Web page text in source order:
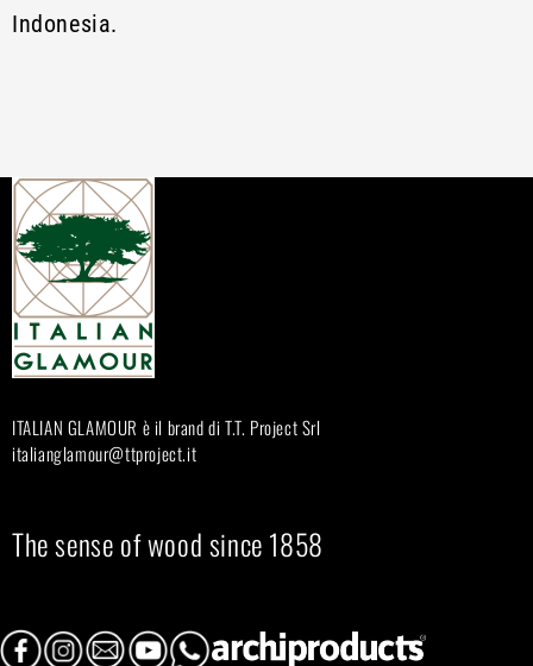
Indonesia.
ITALIAN GLAMOUR è il brand di T.T. Project Srl
italianglamour@ttproject.it
The sense of wood since 1858